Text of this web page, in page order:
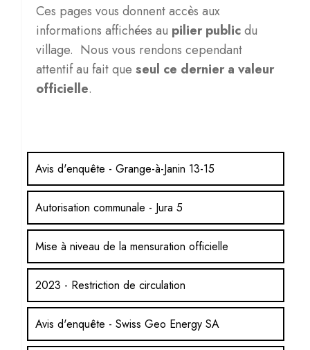
Ces pages vous donnent accès aux
informations affichées au pilier publicdu
village. Nous vous rendons cependant
attentif au fait que seul ce dernier a valeur
officielle.
Avis d'enquête - Grange-à-Janin 13-15
Autorisation communale - Jura 5
Mise à niveau de la mensuration officielle
2023 - Restriction de circulation
Avis d'enquête - Swiss Geo Energy SA